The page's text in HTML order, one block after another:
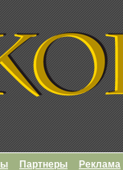
Партнеры Реклама